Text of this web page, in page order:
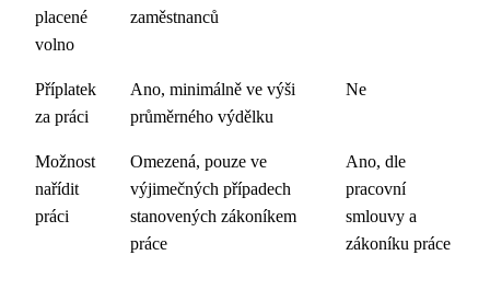
placené
volno
zaměstnanců
Příplatek
za práci
Ano, minimálně ve výši
průměrného výdělku
Ne
Možnost
nařídit
práci
Omezená, pouze ve
výjimečných případech
stanovených zákoníkem
práce
Ano, dle
pracovní
smlouvy a
zákoníku práce